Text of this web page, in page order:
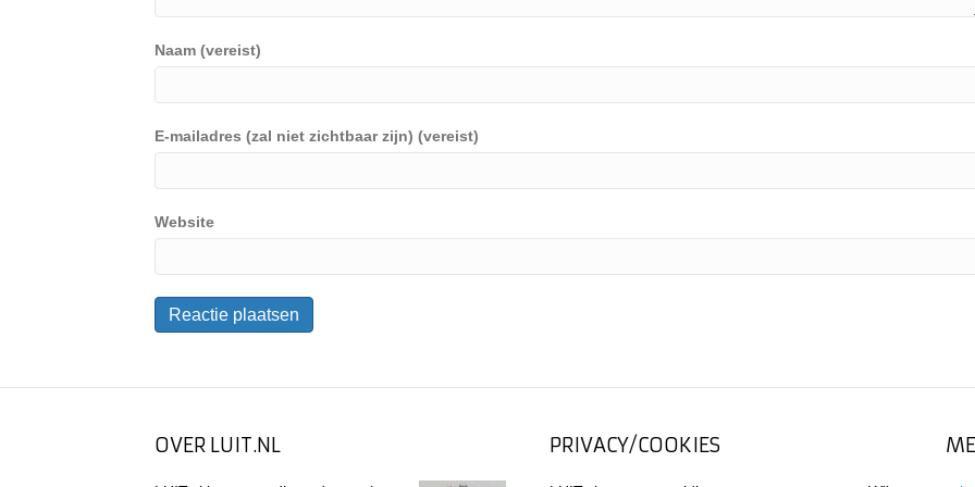
Naam (vereist)
E-mailadres (zal niet zichtbaar zijn) (vereist)
Website
OVER LUIT.NL PRIVACY/COOKIES